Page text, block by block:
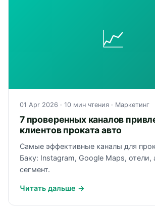
📈
01 Apr 2026 · 10 мин чтения · Маркетинг
7 проверенных каналов
клиентов проката авто
Самые эффективные каналы для
Баку: Instagram, Google Maps, отели,
сегмент.
Читать дальше →